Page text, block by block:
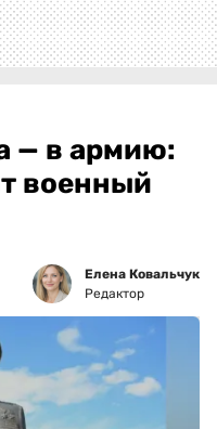
— в армию:
военный
Елена Ковальчук
Редактор